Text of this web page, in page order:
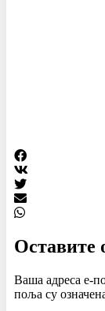
Оставите
Ваша адреса е-
поља су